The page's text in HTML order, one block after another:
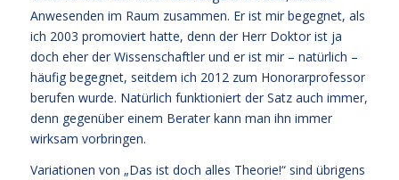
Anwesenden im Raum zusammen. Er ist mir begegnet, als
ich 2003 promoviert hatte, denn der Herr Doktor ist ja
doch eher der Wissenschaftler und er ist mir – natürlich –
häufig begegnet, seitdem ich 2012 zum Honorarprofessor
berufen wurde. Natürlich funktioniert der Satz auch immer,
denn gegenüber einem Berater kann man ihn immer
wirksam vorbringen.
Variationen von „Das ist doch alles Theorie!“ sind übrigens